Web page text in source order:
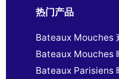
热门产品
Bateaux Mouches
Bateaux Mouches
Bateaux Parisiens